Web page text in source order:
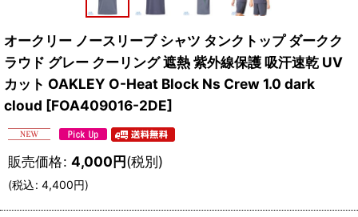
オークリー ノースリーブ シャツ タンクトップ ダークク
ラウド グレー クーリング 遮熱 紫外線保護 吸汗速乾 UV
カット OAKLEY O-Heat Block Ns Crew 1.0 dark
cloud [FOA409016-2DE]
販売価格: 4,000円(税別)
(税込: 4,400円)